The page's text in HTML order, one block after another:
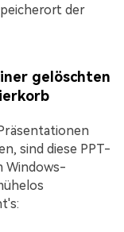
der
gelöschten
sind diese PPT-
Windows-